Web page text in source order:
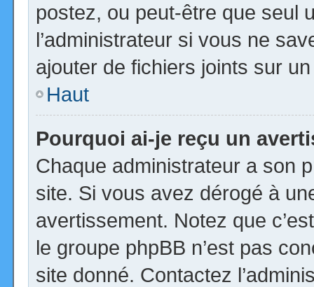
postez, ou peut-être que seul
l’administrateur si vous ne
ajouter de fichiers joints sur
Haut
Pourquoi ai-je reçu un
Chaque administrateur a son
site. Si vous avez dérogé à
avertissement. Notez que
le groupe phpBB n’est pas
site donné. Contactez